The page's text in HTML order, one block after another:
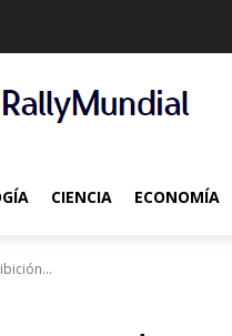
CIENCIA ECONOMÍA